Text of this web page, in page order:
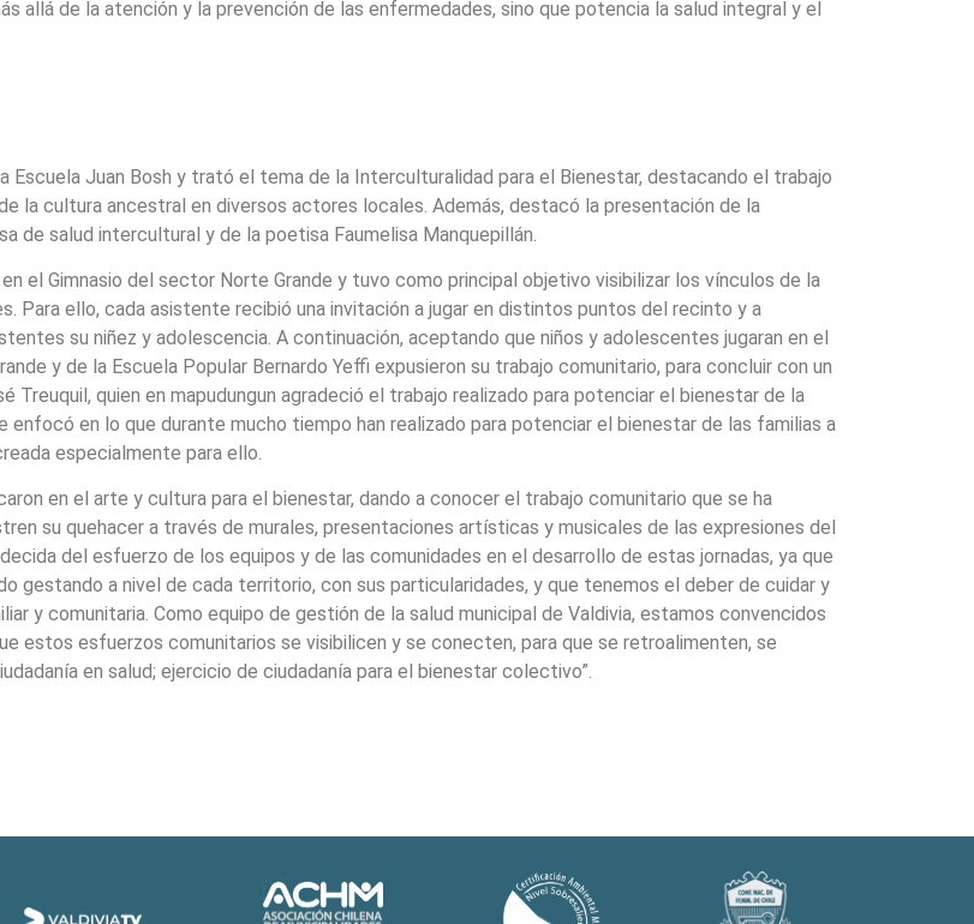
allá de la atención y la prevención de las enfermedades, sino que potencia la salud integral y el
Escuela Juan Bosh y trató el tema de la Interculturalidad para el Bienestar, destacando el trabajo
la cultura ancestral en diversos actores locales. Además, destacó la presentación de la
de salud intercultural y de la poetisa Faumelisa Manquepillán.
el Gimnasio del sector Norte Grande y tuvo como principal objetivo visibilizar los vínculos de la
Para ello, cada asistente recibió una invitación a jugar en distintos puntos del recinto y a
su niñez y adolescencia. A continuación, aceptando que niños y adolescentes jugaran en el
y de la Escuela Popular Bernardo Yeffi expusieron su trabajo comunitario, para concluir con un
quien en mapudungun agradeció el trabajo realizado para potenciar el bienestar de la
en lo que durante mucho tiempo han realizado para potenciar el bienestar de las familias a
especialmente para ello.
en el arte y cultura para el bienestar, dando a conocer el trabajo comunitario que se ha
su quehacer a través de murales, presentaciones artísticas y musicales de las expresiones del
del esfuerzo de los equipos y de las comunidades en el desarrollo de estas jornadas, ya que
gestando a nivel de cada territorio, con sus particularidades, y que tenemos el deber de cuidar y
y comunitaria. Como equipo de gestión de la salud municipal de Valdivia, estamos convencidos
estos esfuerzos comunitarios se visibilicen y se conecten, para que se retroalimenten, se
en salud; ejercicio de ciudadanía para el bienestar colectivo”.